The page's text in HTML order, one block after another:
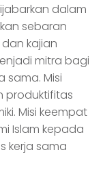
dalam
sebaran
kajian
mitra bagi
sama. Misi
produktifitas
Misi keempat
Islam kepada
kerja sama